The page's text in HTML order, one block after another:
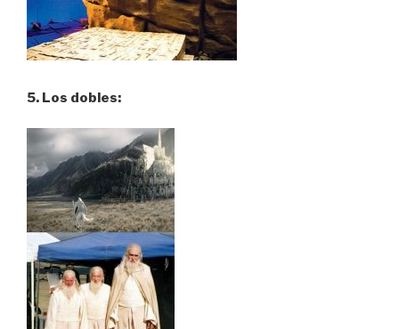
5. Los dobles: